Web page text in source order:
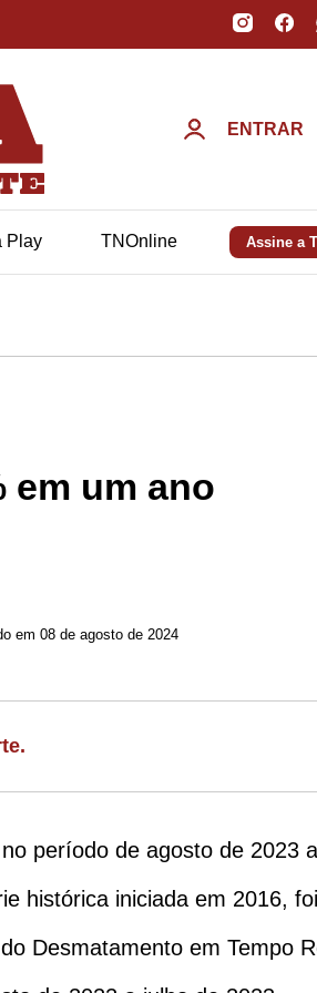
ENTRAR
Play TNOnline Assine a
em um ano
Atualizado em 08 de agosto de 2024
período de agosto de 2023
histórica iniciada em 2016, foi
Desmatamento em Tempo